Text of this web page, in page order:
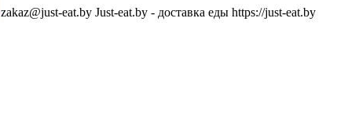
zakaz@just-eat.by Just-eat.by - доставка еды https://just-eat.by